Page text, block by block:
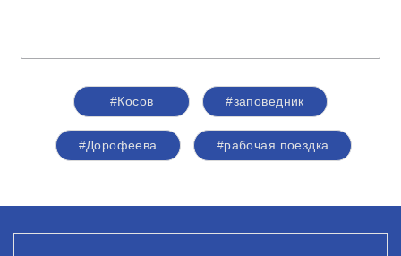
#Косов #заповедник
#Дорофеева #рабочая поездка